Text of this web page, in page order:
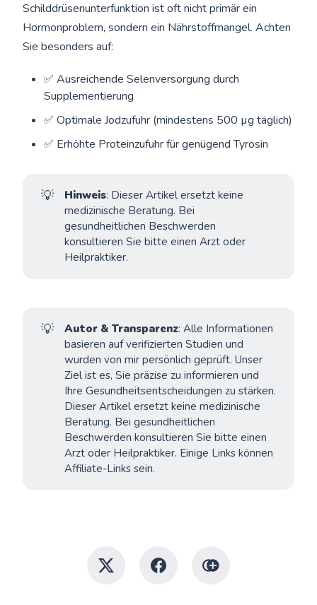
Schilddrüsenunterfunktion ist oft nicht primär ein
Hormonproblem, sondern ein Nährstoffmangel. Achten
Sie besonders auf:
✅ Ausreichende Selenversorgung durch
Supplementierung
✅ Optimale Jodzufuhr (mindestens 500 µg täglich)
✅ Erhöhte Proteinzufuhr für genügend Tyrosin
💡 Hinweis: Dieser Artikel ersetzt keine
medizinische Beratung. Bei
gesundheitlichen Beschwerden
konsultieren Sie bitte einen Arzt oder
Heilpraktiker.
💡 Autor & Transparenz: Alle Informationen
basieren auf verifizierten Studien und
wurden von mir persönlich geprüft. Unser
Ziel ist es, Sie präzise zu informieren und
Ihre Gesundheitsentscheidungen zu stärken.
Dieser Artikel ersetzt keine medizinische
Beratung. Bei gesundheitlichen
Beschwerden konsultieren Sie bitte einen
Arzt oder Heilpraktiker. Einige Links können
Affiliate-Links sein.